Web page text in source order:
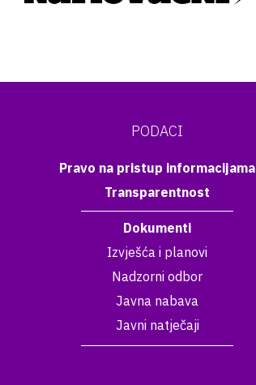
PODACI
Pravo na pristup informacijama
Transparentnost
Dokumenti
Izvješća i planovi
Nadzorni odbor
Javna nabava
Javni natječaji